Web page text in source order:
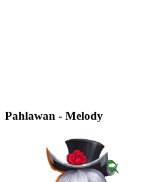
Pahlawan - Melody